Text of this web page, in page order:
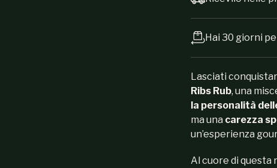
Hai 30 giorni
Lasciati
Ribs Rub, una
la personalità
ma una carezza
un’esperienza
Al cuore di questa